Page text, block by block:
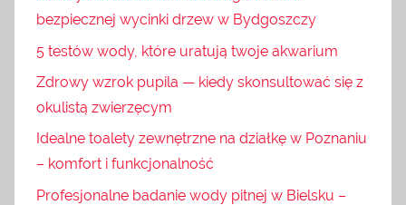
bezpiecznej wycinki drzew w Bydgoszczy
5 testów wody, które uratują twoje akwarium
Zdrowy wzrok pupila — kiedy skonsultować się z
okulistą zwierzęcym
Idealne toalety zewnętrzne na działkę w Poznaniu
– komfort i funkcjonalność
Profesjonalne badanie wody pitnej w Bielsku –